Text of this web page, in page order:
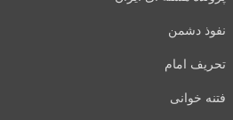
نفوذ دشمن
تحریف امام
فتنه خوانی